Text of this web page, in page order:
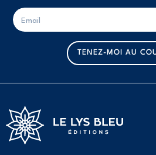
m
a
i
l
E
-
m
TENEZ-MOI AU